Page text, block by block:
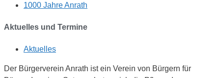
1000 Jahre Anrath
Aktuelles und Termine
Aktuelles
Der Bürgerverein Anrath ist ein Verein von Bürgern für